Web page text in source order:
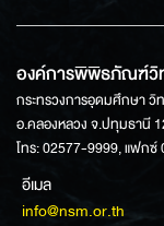
องค์การพิพิธภัณฑ์วิ
กระทรวงการอุดมศึกษา วิ
อ.คลองหลวง จ.ปทุมธานี
โทร: 02577-9999, แฟก
อีเมล
info@nsm.or.th